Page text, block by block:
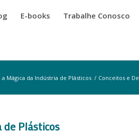
E-books Trabalhe Conosco
a Mágica da Indústria de Plásticos / Conceitos e
Plásticos